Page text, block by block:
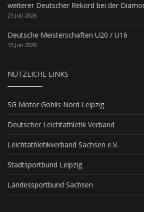
weiterer Deutscher Rekord bei der
21.Juli 2026
Deutsche Meisterschaften U20 / U16
15.Juli 2026
NÜTZLICHE LINKS
SG Motor Gohlis Nord Leipzig
Deutscher Leichtathletik Verband
Leichtathletikverband Sachsen e.V.
Stadtsportbund Leipzig
Landessportbund Sachsen